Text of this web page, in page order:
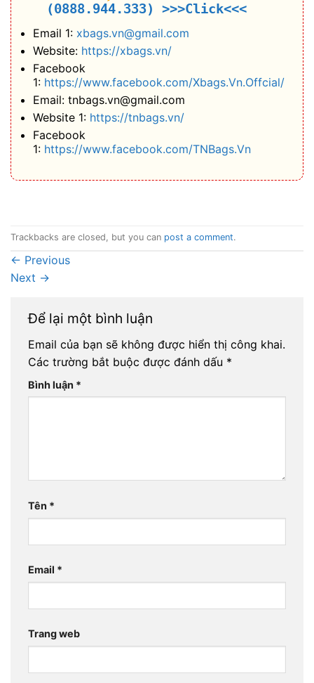
(0888.944.333) >>>Click<<<
Email 1: xbags.vn@gmail.com
Website: https://xbags.vn/
Facebook
1: https://www.facebook.com/Xbags.Vn.Offcial/
Email: tnbags.vn@gmail.com
Website 1: https://tnbags.vn/
Facebook
1: https://www.facebook.com/TNBags.Vn
Trackbacks are closed, but you can post a comment.
← Previous
Next →
Để lại một bình luận
Email của bạn sẽ không được hiển thị công khai.
Các trường bắt buộc được đánh dấu *
Bình luận *
Tên *
Email *
Trang web